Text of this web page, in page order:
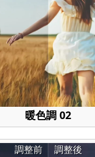
暖色調 02
調整後
調整前